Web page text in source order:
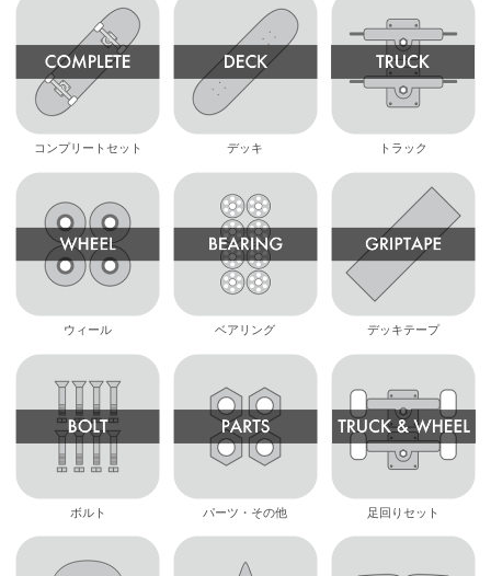
コンプリートセット デッキ トラック
ウィール ベアリング デッキテープ
ボルト パーツ・その他 足回りセット